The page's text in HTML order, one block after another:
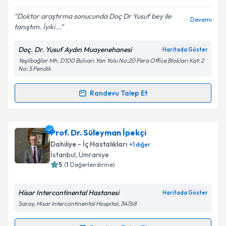
E-posta Adresiniz
Kişisel verilerimin işlenmesine ilişkinAydınlatma
Metni
kapsamda işlenmesini kabul ediyorum.
Doktor araştırma sonucunda Doç Dr Yusuf bey ile
tanıştım. İyiki...
Devamı
Doç. Dr. Yusuf Aydın Muayenehanesi Haritada Göster
Yeşilbağlar Mh. D100 Bulvarı Yan Yolu No:20 Pera Office Blokları Kat: 2
No: 5 Pendik
Randevu Talep Et
Randevu Takvimi Talebi
Doç. Dr. Yusuf Aydıniçin randevu takvimi talebi
oluşturun. Size bu uzmandan randevu almanız için bir
takvim hazırlandığında e-posta ile bilgilendireceğiz.
Kişisel verilerimin işlenmesine ilişkinAydınlatma
Prof. Dr. Süleyman İpekçi
Dahiliye - İç Hastalıkları +1diğer
İstanbul, Ümraniye
5 (1 Değerlendirme)
Hisar Intercontinental Hastanesi Haritada Göster
Saray, Hisar Intercontinental Hospital, 34768